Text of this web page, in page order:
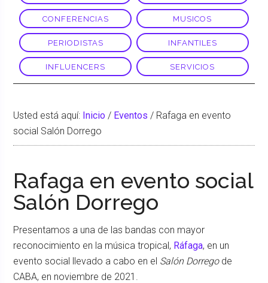
CONFERENCIAS MUSICOS
PERIODISTAS INFANTILES
INFLUENCERS SERVICIOS
Usted está aquí: Inicio / Eventos / Rafaga en evento
social Salón Dorrego
Rafaga en evento social
Salón Dorrego
Presentamos a una de las bandas con mayor
reconocimiento en la música tropical, Ráfaga, en un
evento social llevado a cabo en el Salón Dorregode
CABA, en noviembre de 2021.